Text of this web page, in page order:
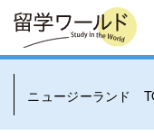
ニュージーランド